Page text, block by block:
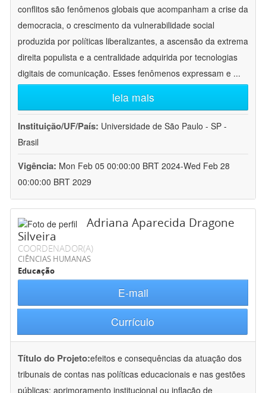
conflitos são fenômenos globais que acompanham a crise da
democracia, o crescimento da vulnerabilidade social
produzida por políticas liberalizantes, a ascensão da extrema
direita populista e a centralidade adquirida por tecnologias
digitais de comunicação. Esses fenômenos expressam e ...
leia mais
Instituição/UF/País: Universidade de São Paulo - SP -
Brasil
Vigência: Mon Feb 05 00:00:00 BRT 2024-Wed Feb 28
00:00:00 BRT 2029
Adriana Aparecida Dragone
Silveira
COORDENADOR(A)
CIÊNCIAS HUMANAS
Educação
E-mail
Currículo
Título do Projeto:efeitos e consequências da atuação dos
tribunais de contas nas políticas educacionais e nas gestões
públicas: aprimoramento institucional ou inflação de